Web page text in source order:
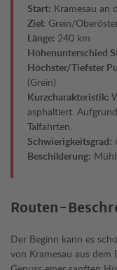
Start: Kramesau an
Ziel: Grein/
Länge: 240 km
Höhenunterschied
Höchster/Tiefster
(Grein)
Kurzcharakteristik:
asphaltiert.
Talfahrten.
Schwierigkeitsgrad:
Beschilderung:
Routen-
Der Beginn kann es
von Kramesau aus